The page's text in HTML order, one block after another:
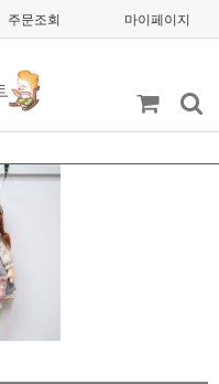
주문조회 마이페이지